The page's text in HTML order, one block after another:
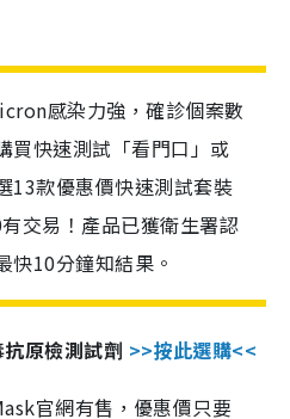
感染力強，確診個案數
買快速測試「看門口」或
13款優惠價快速測試套裝
交易！產品已獲衛生署認
快10分鐘知結果。
原檢測試劑 >>按此選購<<
官網有售，優惠價只要